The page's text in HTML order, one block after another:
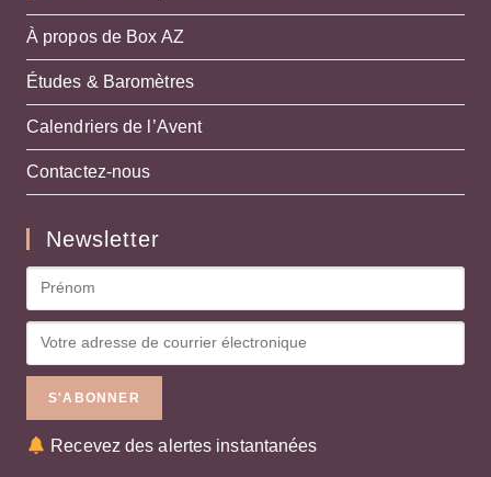
À propos de Box AZ
Études & Baromètres
Calendriers de l’Avent
Contactez-nous
Newsletter
Recevez des alertes instantanées